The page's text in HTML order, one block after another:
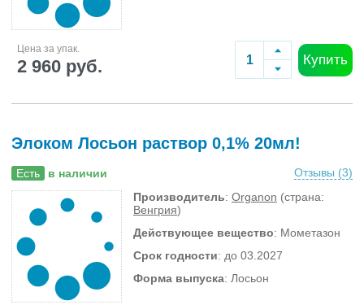
Цена за упак.
2 960 руб. Купить
Элоком Лосьон раствор 0,1% 20мл!
Есть в наличии Отзывы (3)
Производитель: Organon (страна:
Венгрия)
Действующее вещество: Мометазон
Срок годности: до 03.2027
Форма выпуска: Лосьон